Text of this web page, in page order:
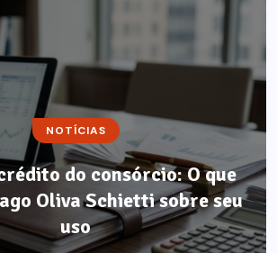
NOTÍCIAS
do consórcio: O que
Oliva Schietti sobre seu
uso